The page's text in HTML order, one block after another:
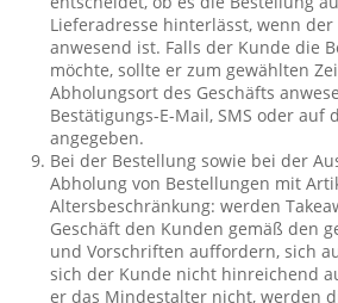
Lieferadresse hinterlässt, wenn
anwesend ist. Falls der Kunde die
möchte, sollte er zum gewählten
Abholungsort des Geschäfts
Bestätigungs-E-Mail, SMS oder auf
angegeben.
Bei der Bestellung sowie bei der
Abholung von Bestellungen mit
Altersbeschränkung: werden
Geschäft den Kunden gemäß den
und Vorschriften auffordern, sich
sich der Kunde nicht hinreichend
er das Mindestalter nicht, werden